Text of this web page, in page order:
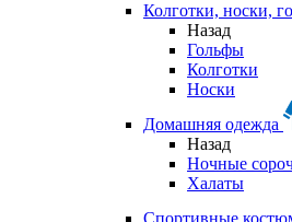
Колготки, носки,
Назад
Гольфы
Колготки
Носки
Домашняя одежда
Назад
Ночные
Халаты
Спортивные